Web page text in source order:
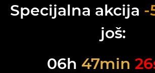
Specijalna akcija -
još:
06h 47min 26